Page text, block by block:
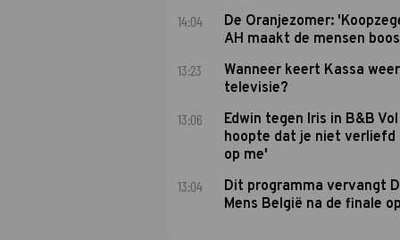
14:04
De Oranjezomer:
AH maakt de mensen
13:23
Wanneer keert Kassa
televisie?
13:06
Edwin tegen Iris in B&B
hoopte dat je niet verliefd
op me'
13:04
Dit programma vervangt
Mens België na de finale